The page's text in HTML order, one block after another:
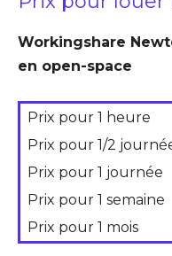
Workingshare
en open-space
Prix pour 1 heure
Prix pour 1/2
Prix pour 1 journée
Prix pour 1 semaine
Prix pour 1 mois